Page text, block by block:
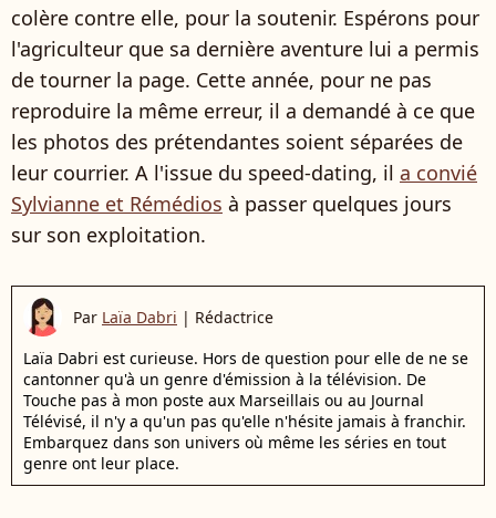
colère contre elle, pour la soutenir. Espérons pour
l'agriculteur que sa dernière aventure lui a permis
de tourner la page. Cette année, pour ne pas
reproduire la même erreur, il a demandé à ce que
les photos des prétendantes soient séparées de
leur courrier. A l'issue du speed-dating, il a convié
Sylvianne et Rémédios à passer quelques jours
sur son exploitation.
Par Laïa Dabri | Rédactrice
Laïa Dabri est curieuse. Hors de question pour elle de ne se
cantonner qu'à un genre d'émission à la télévision. De
Touche pas à mon poste aux Marseillais ou au Journal
Télévisé, il n'y a qu'un pas qu'elle n'hésite jamais à franchir.
Embarquez dans son univers où même les séries en tout
genre ont leur place.